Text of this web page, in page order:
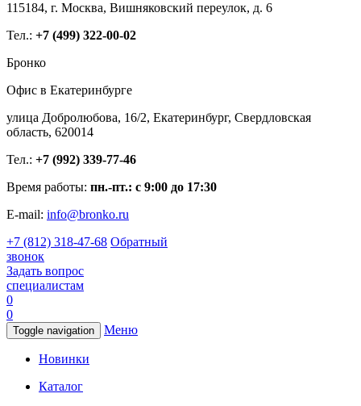
115184, г. Москва, Вишняковский переулок, д. 6
Тел.: +7 (499) 322-00-02
Бронко
Офис в Екатеринбурге
улица Добролюбова, 16/2, Екатеринбург, Свердловская
область, 620014
Тел.: +7 (992) 339-77-46
Время работы: пн.-пт.: с 9:00 до 17:30
E-mail: info@bronko.ru
+7 (812) 318-47-68 Обратный
звонок
Задать вопрос
специалистам
0
0
Toggle navigation Меню
Новинки
Каталог